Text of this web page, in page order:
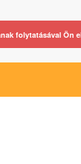
folytatásával Ön